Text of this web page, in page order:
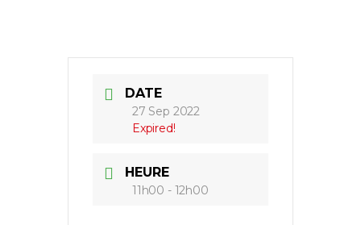
DATE
27 Sep 2022
Expired!
HEURE
11h00 - 12h00